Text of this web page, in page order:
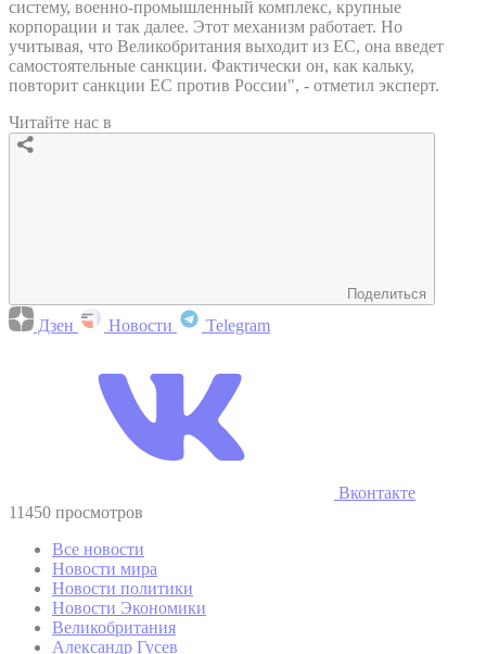
систему, военно-промышленный комплекс, крупные
корпорации и так далее. Этот механизм работает. Но
учитывая, что Великобритания выходит из ЕС, она введет
самостоятельные санкции. Фактически он, как кальку,
повторит санкции ЕС против России", - отметил эксперт.
Читайте нас в
Поделиться
Дзен Новости Telegram
Вконтакте
11450 просмотров
Все новости
Новости мира
Новости политики
Новости Экономики
Великобритания
Александр Гусев